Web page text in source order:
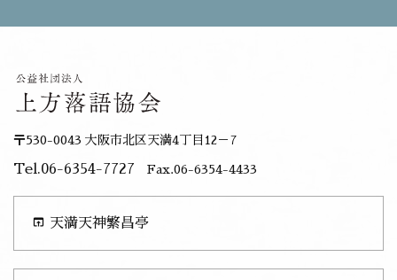
〒530-0043 大阪市北区天満4丁目12－7
Tel.06-6354-7727 Fax.06-6354-4433
open_in_browser 天満天神繁昌亭